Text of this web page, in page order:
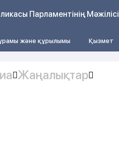
Парламентінің Мәжілісі
және құрылымы Қызмет
Жаңалықтар